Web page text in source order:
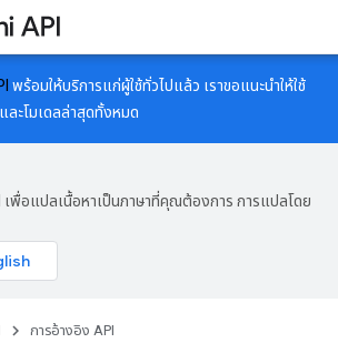
พร้อมให้บริการแก่ผู้ใช้ทั่วไปแล้ว เราขอแนะนำให้ใช้
ละโมเดลล่าสุดทั้งหมด
เพื่อแปลเนื้อหาเป็นภาษาที่คุณต้องการ การแปลโดย
การอ้างอิง API